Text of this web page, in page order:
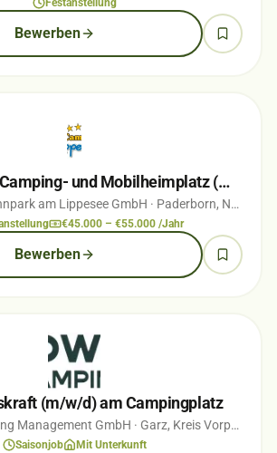
Festanstellung
Bewerben
Platzwart für Camping- und Mobilheimplatz (m/w/d)
am Lippesee GmbH · Paderborn, Nordrhein-Westfalen
€45.000 – €55.000 /Jahr
Bewerben
(m/w/d) am Campingplatz
Management GmbH · Garz, Kreis Vorpommern-Greifswald
Saisonjob Mit Unterkunft